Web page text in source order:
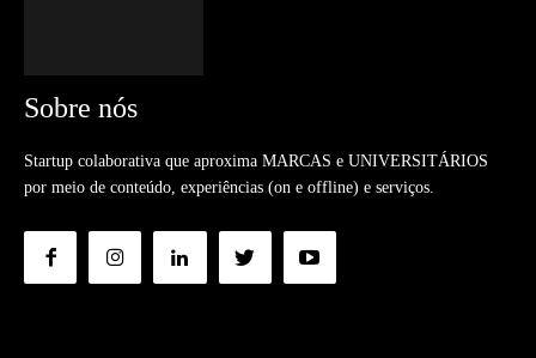
Sobre nós
Startup colaborativa que aproxima MARCAS e UNIVERSITÁRIOS
por meio de conteúdo, experiências (on e offline) e serviços.